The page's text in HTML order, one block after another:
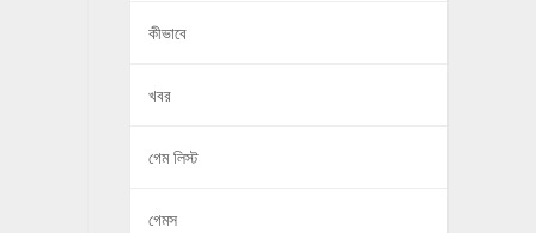
কীভাবে
খবর
গেম লিস্ট
গেমস